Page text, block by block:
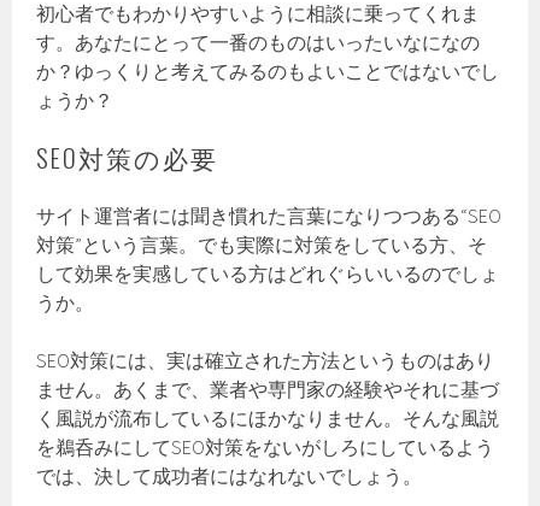
初心者でもわかりやすいように相談に乗ってくれま
す。あなたにとって一番のものはいったいなになの
か？ゆっくりと考えてみるのもよいことではないでし
ょうか？
SEO対策の必要
サイト運営者には聞き慣れた言葉になりつつある“SEO
対策”という言葉。でも実際に対策をしている方、そ
して効果を実感している方はどれぐらいいるのでしょ
うか。
SEO対策には、実は確立された方法というものはあり
ません。あくまで、業者や専門家の経験やそれに基づ
く風説が流布しているにほかなりません。そんな風説
を鵜呑みにしてSEO対策をないがしろにしているよう
では、決して成功者にはなれないでしょう。